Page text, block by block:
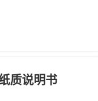
质说明书